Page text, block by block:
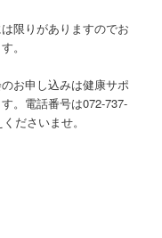
限りがありますのでお
。
お申し込みは健康サポ
。電話番号は072-737-
ださいませ。